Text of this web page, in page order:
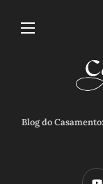
Blog do Casamento: